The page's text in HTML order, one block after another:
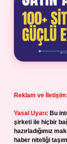
Reklam ve İletişim:
Yasal Uyarı: Bu
şirketi ile hiçbir
hazırladığımız
haber niteliği